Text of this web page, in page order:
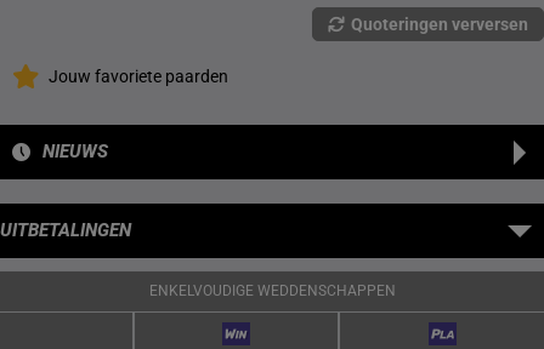
Quoteringen verversen
Jouw favoriete paarden
NIEUWS
UITBETALINGEN
ENKELVOUDIGE WEDDENSCHAPPEN